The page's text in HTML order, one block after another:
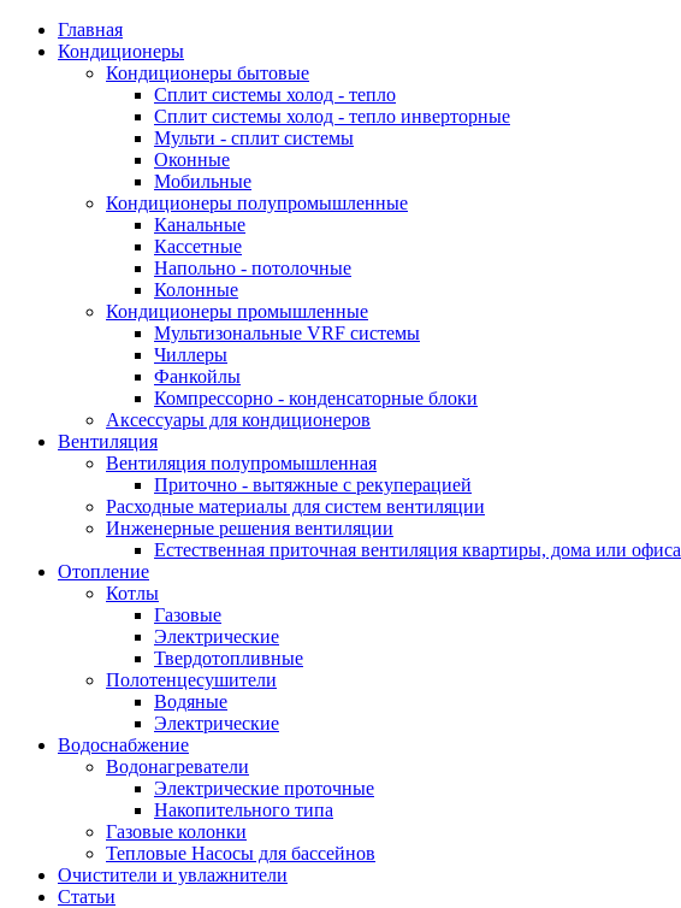
Главная
Кондиционеры
Кондиционеры бытовые
Сплит системы холод - тепло
Сплит системы холод - тепло инверторные
Мульти - сплит системы
Оконные
Мобильные
Кондиционеры полупромышленные
Канальные
Кассетные
Напольно - потолочные
Колонные
Кондиционеры промышленные
Мультизональные VRF системы
Чиллеры
Фанкойлы
Компрессорно - конденсаторные блоки
Аксессуары для кондиционеров
Вентиляция
Вентиляция полупромышленная
Приточно - вытяжные с рекуперацией
Расходные материалы для систем вентиляции
Инженерные решения вентиляции
Естественная приточная вентиляция квартиры, дома или офиса
Отопление
Котлы
Газовые
Электрические
Твердотопливные
Полотенцесушители
Водяные
Электрические
Водоснабжение
Водонагреватели
Электрические проточные
Накопительного типа
Газовые колонки
Тепловые Насосы для бассейнов
Очистители и увлажнители
Статьи